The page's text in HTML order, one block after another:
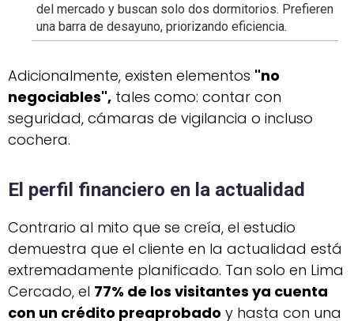
del mercado y buscan solo dos dormitorios. Prefieren
una barra de desayuno, priorizando eficiencia.
Adicionalmente, existen elementos "no
negociables", tales como: contar con
seguridad, cámaras de vigilancia o incluso
cochera.
El perfil financiero en la actualidad
Contrario al mito que se creía, el estudio
demuestra que el cliente en la actualidad está
extremadamente planificado. Tan solo en Lima
Cercado, el 77% de los visitantes ya cuenta
con un crédito preaprobado y hasta con una